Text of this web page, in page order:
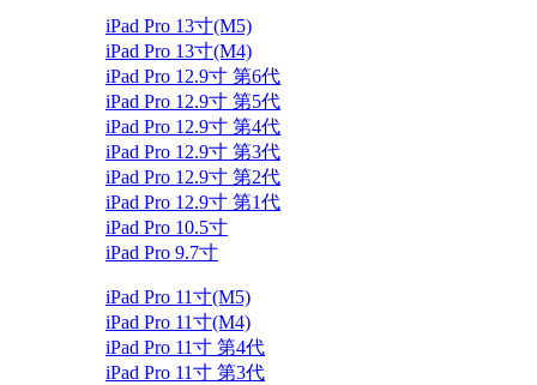
iPad Pro 13寸(M5)
iPad Pro 13寸(M4)
iPad Pro 12.9寸 第6代
iPad Pro 12.9寸 第5代
iPad Pro 12.9寸 第4代
iPad Pro 12.9寸 第3代
iPad Pro 12.9寸 第2代
iPad Pro 12.9寸 第1代
iPad Pro 10.5寸
iPad Pro 9.7寸
iPad Pro 11寸(M5)
iPad Pro 11寸(M4)
iPad Pro 11寸 第4代
iPad Pro 11寸 第3代